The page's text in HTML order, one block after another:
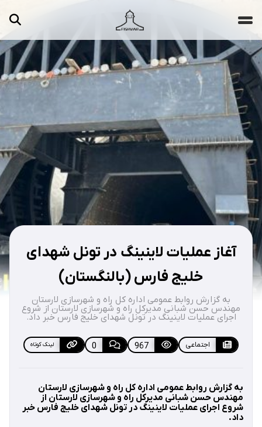
مقالات تصاویر
ویدیوها دسته‌بندی‌ها
جستجو ...
آغاز عملیات لاینینگ در تونل شهداى
خلیج فارس (بالنگستان)
به گزارش روابط عمومى اداره كل راه و شهرسازى لارستان
مهندس حسن شبانى مديركل راه و شهرسازى لارستان از شروع
اجرای عملیات لاینینگ در تونل شهداى خليج فارس خبر داد.
اجتماعی 967
0 لینک کوتاه
به گزارش روابط عمومى اداره كل راه و شهرسازى لارستان
مهندس حسن شبانى مديركل راه و شهرسازى لارستان از
شروع اجرای عملیات لاینینگ در تونل شهداى خليج فارس خبر
داد.